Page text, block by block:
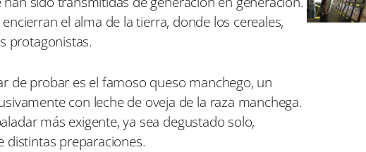
el alma de la tierra, donde los cereales,
protagonistas.
de probar es el famoso queso manchego, un
con leche de oveja de la raza manchega.
más exigente, ya sea degustado solo,
distintas preparaciones.